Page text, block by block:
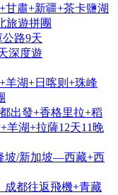
甘肅+新疆+茶卡鹽湖
旅遊拼團
公路9天
深度遊
羊湖+日喀则+珠峰
出發+香格里拉+稻
羊湖+拉薩12天11晚
坡/新加坡—西藏+西
成都往返飛機+青藏